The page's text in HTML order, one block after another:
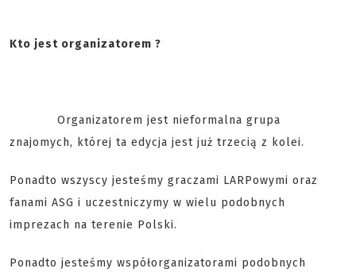
Kto jest organizatorem ?
Organizatorem jest nieformalna grupa
znajomych, której ta edycja jest już trzecią z kolei.
Ponadto wszyscy jesteśmy graczami LARPowymi oraz
fanami ASG i uczestniczymy w wielu podobnych
imprezach na terenie Polski.
Ponadto jesteśmy współorganizatorami podobnych